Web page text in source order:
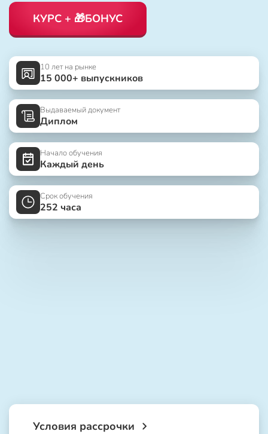
КУРС + 🎁БОНУС
10 лет на рынке
15 000+ выпускников
Выдаваемый документ
Диплом
Начало обучения
Каждый день
Срок обучения
252 часа
Условия рассрочки